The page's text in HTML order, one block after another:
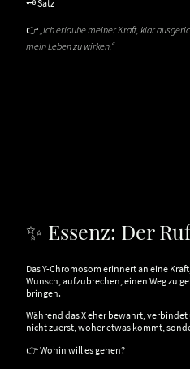
🗝️ Satz
👉 „Ich erlaube meiner Kraft, klar
mein Leben zu wirken.“
✨ Essenz: Der
Das Y-Chromosom erinnert an eine
Wunsch, aufzubrechen, einen Weg zu
bringen.
Während das X eher bewahrt,
nicht zuerst, woher etwas kommt,
👉 Wohin will es gehen?